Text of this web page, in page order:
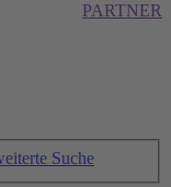
PARTNER
Suche